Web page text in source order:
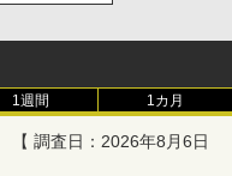
1週間 1カ月
【 調査日：2026年8月6日